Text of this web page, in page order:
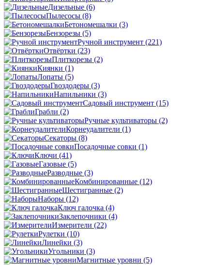
Дизельные (6)
Пылесосы (8)
Бетономешалки (3)
Бензорезы (5)
Ручной инструмент (221)
Отвёртки (23)
Плиткорезы (2)
Киянки (1)
Лопаты (5)
Гвоздодеры (3)
Напильники (3)
Садовый инструмент (15)
Грабли (2)
Ручные культиваторы (2)
Корнеудалители (1)
Секаторы (8)
Посадочные совки (1)
Ключи (41)
Газовые (5)
Разводные (3)
Комбинированные (12)
Шестигранные (2)
Наборы (12)
Ключ галочка (4)
Заклепочники (4)
Измерители (22)
Рулетки (10)
Линейки (3)
Угольники (3)
Магнитные уровни (5)